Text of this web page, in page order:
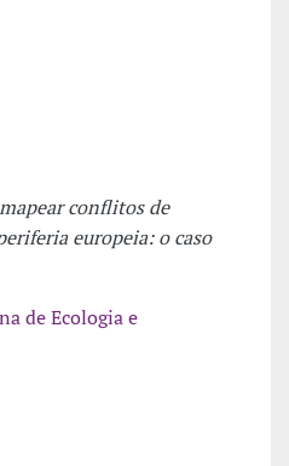
conflitos de
europeia: o caso
de Ecologia e